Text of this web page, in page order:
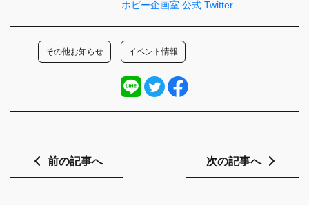
ホビー企画室 公式 Twitter
その他お知らせ イベント情報
前の記事へ 次の記事へ